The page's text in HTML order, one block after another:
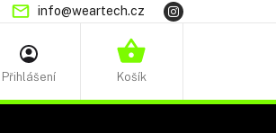
info@weartech.cz
NÁKUPNÍ